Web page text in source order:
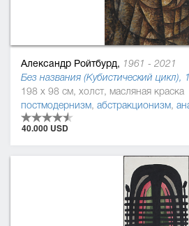
Александр Ройтбурд, 1961 - 2021
Без названия (Кубистический цикл),
198 x 98 см, холст, масляная краска
постмодернизм, абстракционизм,
40.000 USD